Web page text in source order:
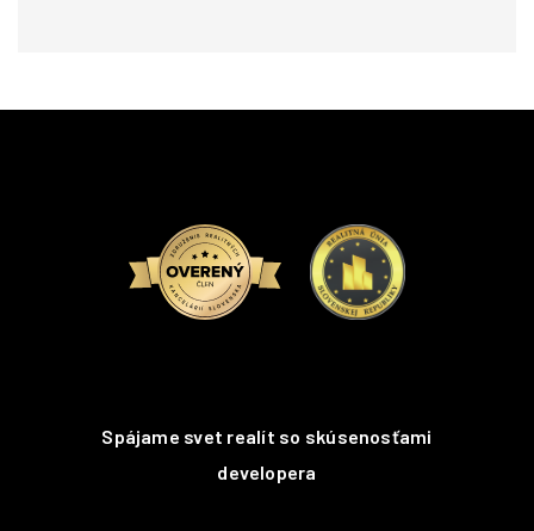
Spájame svet realít so skúsenosťami
developera